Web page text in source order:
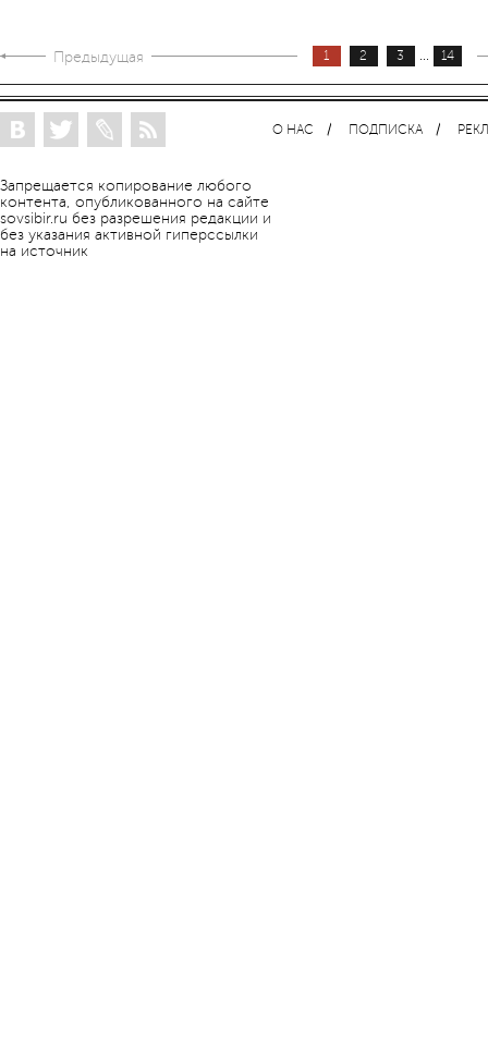
Предыдущая 1 2 3 ... 14
Запрещается копирование любого
контента, опубликованного на сайте
sovsibir.ru без разрешения редакции и
без указания активной гиперссылки
на источник
О НАС ПОДПИСКА